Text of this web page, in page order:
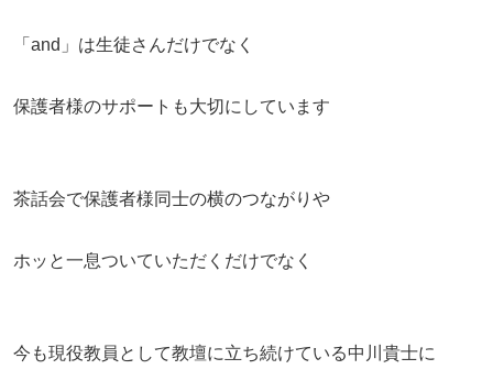
「and」は生徒さんだけでなく
保護者様のサポートも大切にしています
茶話会で保護者様同士の横のつながりや
ホッと一息ついていただくだけでなく
今も現役教員として教壇に立ち続けている中川貴士に